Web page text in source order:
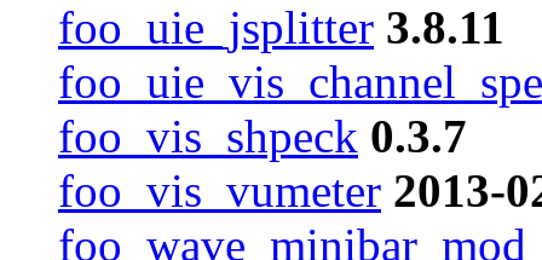
foo_uie_jsplitter 3.8.11
foo_vis_shpeck 0.3.7
foo_vis_vumeter 2013-
foo_wave_minibar_mod